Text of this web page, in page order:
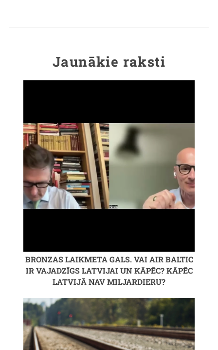
Jaunākie raksti
BRONZAS LAIKMETA GALS. VAI AIR BALTIC
IR VAJADZĪGS LATVIJAI UN KĀPĒC? KĀPĒC
LATVIJĀ NAV MILJARDIERU?